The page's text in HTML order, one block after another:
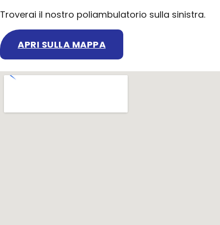
Troverai il nostro poliambulatorio sulla sinistra.
APRI SULLA MAPPA